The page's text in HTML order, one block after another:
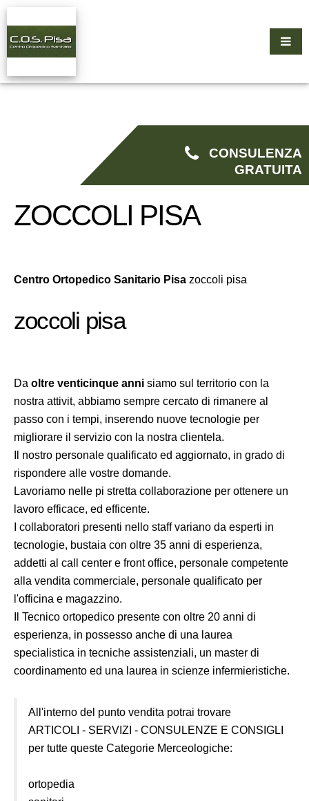
CONSULENZA
GRATUITA
ZOCCOLI PISA
Centro Ortopedico Sanitario Pisa zoccoli pisa
zoccoli pisa
Da oltre venticinque anni siamo sul territorio con la
nostra attivit, abbiamo sempre cercato di rimanere al
passo con i tempi, inserendo nuove tecnologie per
migliorare il servizio con la nostra clientela.
Il nostro personale qualificato ed aggiornato, in grado di
rispondere alle vostre domande.
Lavoriamo nelle pi stretta collaborazione per ottenere un
lavoro efficace, ed efficente.
I collaboratori presenti nello staff variano da esperti in
tecnologie, bustaia con oltre 35 anni di esperienza,
addetti al call center e front office, personale competente
alla vendita commerciale, personale qualificato per
l'officina e magazzino.
Il Tecnico ortopedico presente con oltre 20 anni di
esperienza, in possesso anche di una laurea
specialistica in tecniche assistenziali, un master di
coordinamento ed una laurea in scienze infermieristiche.
All'interno del punto vendita potrai trovare
ARTICOLI - SERVIZI - CONSULENZE E CONSIGLI
per tutte queste Categorie Merceologiche:
ortopedia